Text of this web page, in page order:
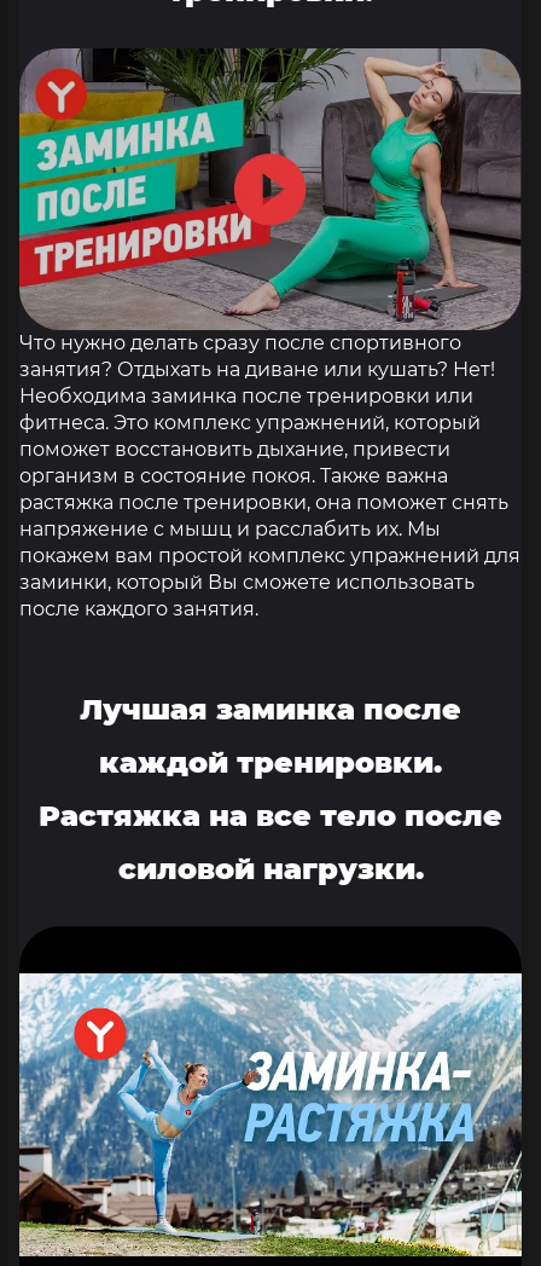
Что нужно делать сразу после спортивного
занятия? Отдыхать на диване или кушать? Нет!
Необходима заминка после тренировки или
фитнеса. Это комплекс упражнений, который
поможет восстановить дыхание, привести
организм в состояние покоя. Также важна
растяжка после тренировки, она поможет снять
напряжение с мышц и расслабить их. Мы
покажем вам простой комплекс упражнений для
заминки, который Вы сможете использовать
после каждого занятия.
Лучшая заминка после
каждой тренировки.
Растяжка на все тело после
силовой нагрузки.